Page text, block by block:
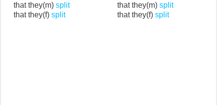
that they(m) split
that they(f) split
that they(m) split
that they(f) split